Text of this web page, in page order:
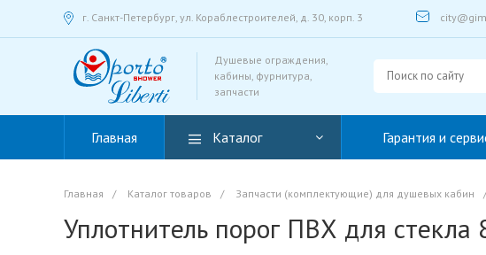
г. Санкт-Петербург, ул. Кораблестроителей, д. 30, корп. 3
Душевые ограждения,
кабины, фурнитура,
запчасти
Главная Каталог Гарантия и
Главная / Каталог товаров / Запчасти (комплектующие) для душевых кабин /
Уплотнитель порог ПВХ для стекла